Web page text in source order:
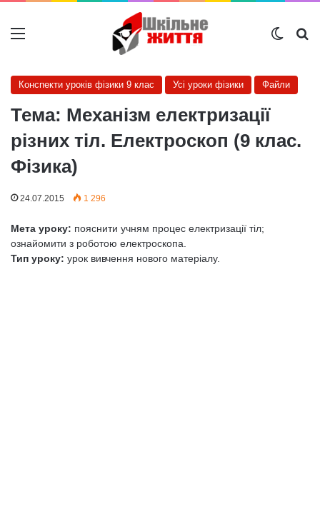
Меню
Конспекти уроків фізики 9 клас Усі уроки фізики Файли
Тема: Механізм електризації
різних тіл. Електроскоп (9 клас.
Фізика)
24.07.2015 1 296
Мета уроку: пояснити учням процес електризації тіл;
ознайомити з роботою електроскопа.
Тип уроку: урок вивчення нового матеріалу.